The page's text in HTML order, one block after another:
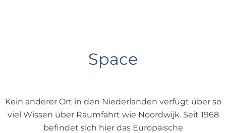
Space
Kein anderer Ort in den Niederlanden verfügt über so
viel Wissen über Raumfahrt wie Noordwijk. Seit 1968
befindet sich hier das Europäische